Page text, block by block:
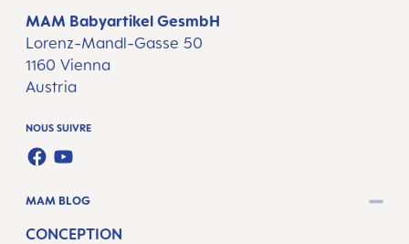
MAM Babyartikel GesmbH
Lorenz-Mandl-Gasse 50
1160 Vienna
Austria
NOUS SUIVRE
FACEBOOK
YOUTUBE
MAM BLOG
CONCEPTION